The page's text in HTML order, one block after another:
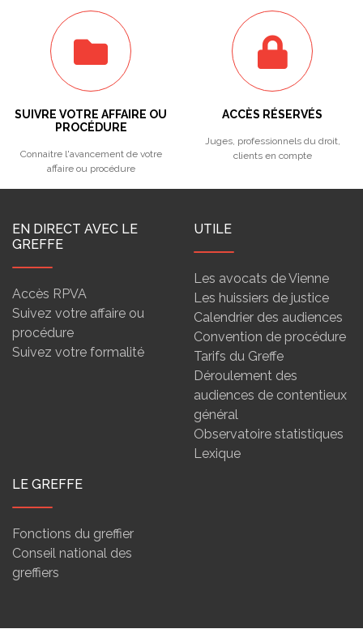
SUIVRE VOTRE AFFAIRE OU
PROCÉDURE
Connaitre l'avancement de votre
affaire ou procédure
ACCÈS RÉSERVÉS
Juges, professionnels du droit,
clients en compte
EN DIRECT AVEC LE
GREFFE
Accès RPVA
Suivez votre affaire ou
procédure
Suivez votre formalité
UTILE
Les avocats de Vienne
Les huissiers de justice
Calendrier des audiences
Convention de procédure
Tarifs du Greffe
Déroulement des
audiences de contentieux
général
Observatoire statistiques
Lexique
LE GREFFE
Fonctions du greffier
Conseil national des
greffiers